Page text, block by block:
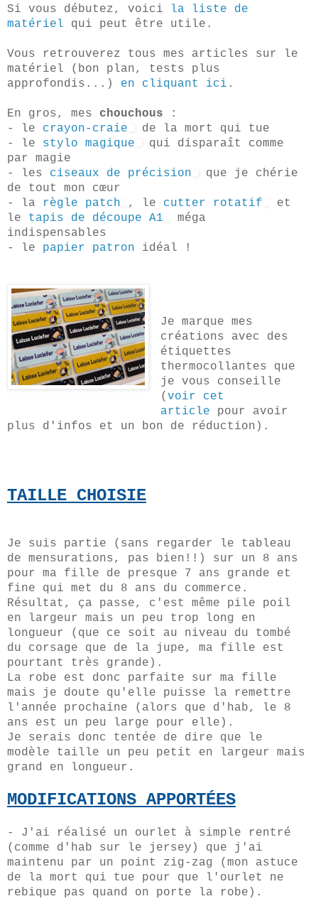
Si vous débutez, voici
la liste de
matériel qui peut être utile.
Vous retrouverez tous mes articles sur le
matériel (bon plan, tests plus
approfondis...) en cliquant ici .
En gros, mes chouchous
:
- le crayon-craie
de la mort qui tue
- le stylo magique
qui disparaît comme
par magie
- les ciseaux de précision
que je chérie
de tout mon cœur
- la
règle patch , le cutter rotatif
et
le tapis de découpe A1
méga
indispensables
- le papier patron idéal !
Je marque mes
créations avec des
étiquettes
thermocollantes que
je vous conseille
( voir cet
article pour avoir
plus d'infos et un bon de réduction).
TAILLE CHOISIE
Je suis partie (sans regarder le tableau
de mensurations, pas bien!!) sur un 8 ans
pour ma fille de presque 7 ans grande et
fine qui met du 8 ans du commerce.
Résultat, ça passe, c'est même pile poil
en largeur mais un peu trop long en
longueur (que ce soit au niveau du tombé
du corsage que de la jupe, ma fille est
pourtant très grande).
La robe est donc parfaite sur ma fille
mais je doute qu'elle puisse la remettre
l'année prochaine (alors que d'hab, le 8
ans est un peu large pour elle).
Je serais donc tentée de dire que le
modèle taille un peu petit en largeur mais
grand en longueur.
MODIFICATIONS APPORTÉES
- J'ai réalisé un ourlet à simple rentré
(comme d'hab sur le jersey) que j'ai
maintenu par un point zig-zag (mon astuce
de la mort qui tue pour que l'ourlet ne
rebique pas quand on porte la robe).